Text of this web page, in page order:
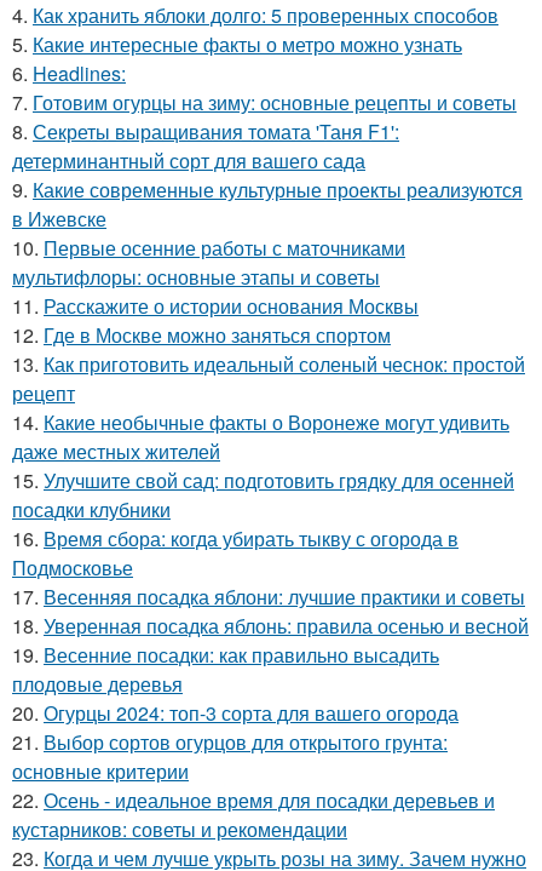
4. Как хранить яблоки долго: 5 проверенных способов
5. Какие интересные факты о метро можно узнать
6. Headlines:
7. Готовим огурцы на зиму: основные рецепты и советы
8. Секреты выращивания томата 'Таня F1':
детерминантный сорт для вашего сада
9. Какие современные культурные проекты реализуются
в Ижевске
10. Первые осенние работы с маточниками
мультифлоры: основные этапы и советы
11. Расскажите о истории основания Москвы
12. Где в Москве можно заняться спортом
13. Как приготовить идеальный соленый чеснок: простой
рецепт
14. Какие необычные факты о Воронеже могут удивить
даже местных жителей
15. Улучшите свой сад: подготовить грядку для осенней
посадки клубники
16. Время сбора: когда убирать тыкву с огорода в
Подмосковье
17. Весенняя посадка яблони: лучшие практики и советы
18. Уверенная посадка яблонь: правила осенью и весной
19. Весенние посадки: как правильно высадить
плодовые деревья
20. Огурцы 2024: топ-3 сорта для вашего огорода
21. Выбор сортов огурцов для открытого грунта:
основные критерии
22. Осень - идеальное время для посадки деревьев и
кустарников: советы и рекомендации
23. Когда и чем лучше укрыть розы на зиму. Зачем нужно